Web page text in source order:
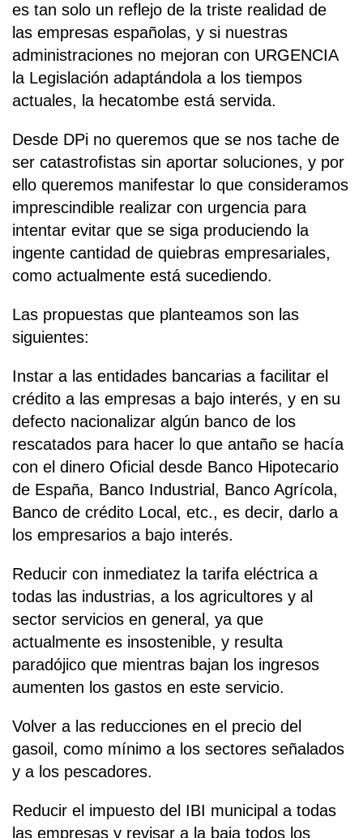
es tan solo un reflejo de la triste realidad de
las empresas españolas, y si nuestras
administraciones no mejoran con URGENCIA
la Legislación adaptándola a los tiempos
actuales, la hecatombe está servida.
Desde DPi no queremos que se nos tache de
ser catastrofistas sin aportar soluciones, y por
ello queremos manifestar lo que consideramos
imprescindible realizar con urgencia para
intentar evitar que se siga produciendo la
ingente cantidad de quiebras empresariales,
como actualmente está sucediendo.
Las propuestas que planteamos son las
siguientes:
Instar a las entidades bancarias a facilitar el
crédito a las empresas a bajo interés, y en su
defecto nacionalizar algún banco de los
rescatados para hacer lo que antaño se hacía
con el dinero Oficial desde Banco Hipotecario
de España, Banco Industrial, Banco Agrícola,
Banco de crédito Local, etc., es decir, darlo a
los empresarios a bajo interés.
Reducir con inmediatez la tarifa eléctrica a
todas las industrias, a los agricultores y al
sector servicios en general, ya que
actualmente es insostenible, y resulta
paradójico que mientras bajan los ingresos
aumenten los gastos en este servicio.
Volver a las reducciones en el precio del
gasoil, como mínimo a los sectores señalados
y a los pescadores.
Reducir el impuesto del IBI municipal a todas
las empresas y revisar a la baja todos los